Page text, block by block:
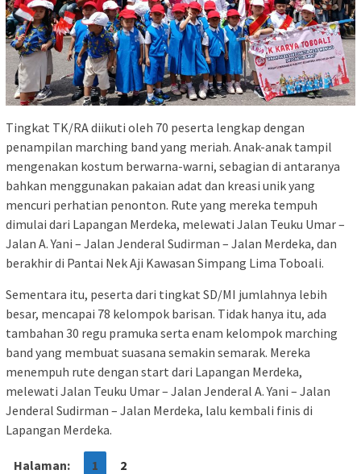
Tingkat TK/RA diikuti oleh 70 peserta lengkap dengan
penampilan marching band yang meriah. Anak-anak tampil
mengenakan kostum berwarna-warni, sebagian di antaranya
bahkan menggunakan pakaian adat dan kreasi unik yang
mencuri perhatian penonton. Rute yang mereka tempuh
dimulai dari Lapangan Merdeka, melewati Jalan Teuku Umar –
Jalan A. Yani – Jalan Jenderal Sudirman – Jalan Merdeka, dan
berakhir di Pantai Nek Aji Kawasan Simpang Lima Toboali.
Sementara itu, peserta dari tingkat SD/MI jumlahnya lebih
besar, mencapai 78 kelompok barisan. Tidak hanya itu, ada
tambahan 30 regu pramuka serta enam kelompok marching
band yang membuat suasana semakin semarak. Mereka
menempuh rute dengan start dari Lapangan Merdeka,
melewati Jalan Teuku Umar – Jalan Jenderal A. Yani – Jalan
Jenderal Sudirman – Jalan Merdeka, lalu kembali finis di
Lapangan Merdeka.
Halaman: 1 2